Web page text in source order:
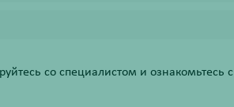
со специалистом и ознакомьтесь с